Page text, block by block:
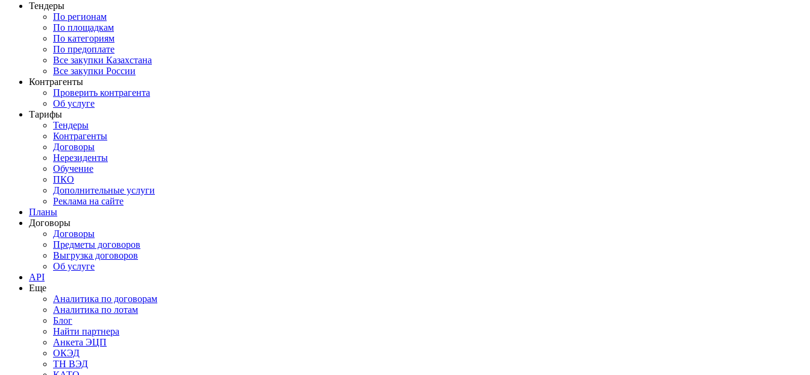
Тендеры
По регионам
По площадкам
По категориям
По предоплате
Все закупки Казахстана
Все закупки России
Контрагенты
Проверить контрагента
Об услуге
Тарифы
Тендеры
Контрагенты
Договоры
Нерезиденты
Обучение
ПКО
Дополнительные услуги
Реклама на сайте
Планы
Договоры
Договоры
Предметы договоров
Выгрузка договоров
Об услуге
API
Еще
Аналитика по договорам
Аналитика по лотам
Блог
Найти партнера
Анкета ЭЦП
ОКЭД
ТН ВЭД